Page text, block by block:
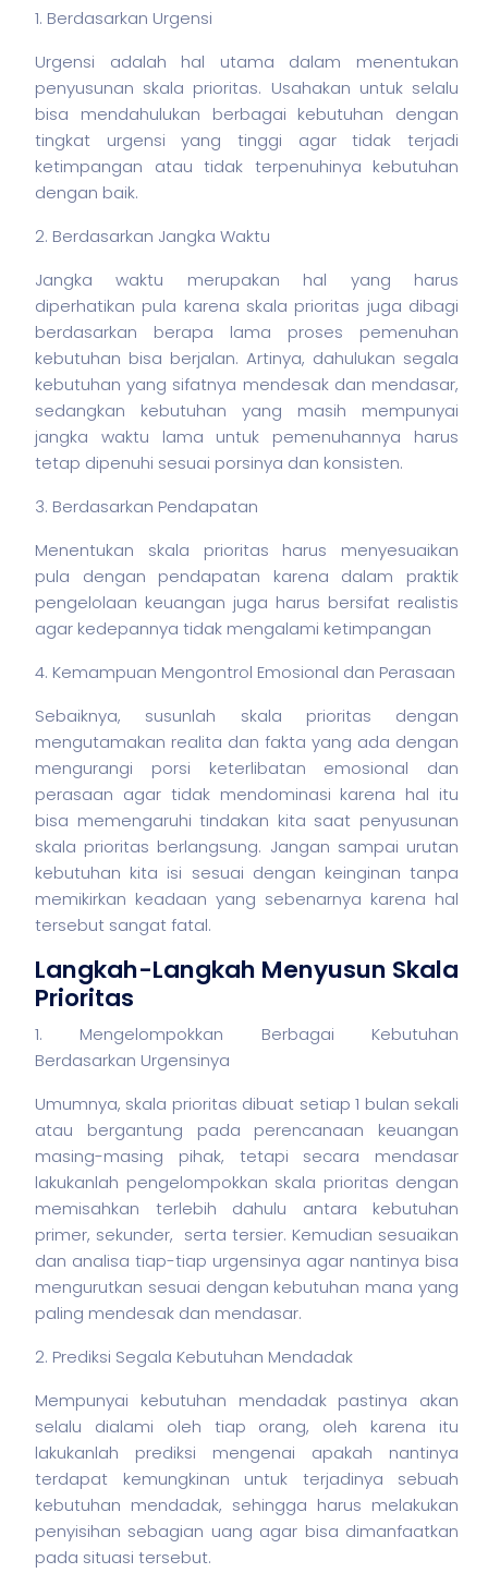
1. Berdasarkan Urgensi
Urgensi adalah hal utama dalam menentukan
penyusunan skala prioritas. Usahakan untuk selalu
bisa mendahulukan berbagai kebutuhan dengan
tingkat urgensi yang tinggi agar tidak terjadi
ketimpangan atau tidak terpenuhinya kebutuhan
dengan baik.
2. Berdasarkan Jangka Waktu
Jangka waktu merupakan hal yang harus
diperhatikan pula karena skala prioritas juga dibagi
berdasarkan berapa lama proses pemenuhan
kebutuhan bisa berjalan. Artinya, dahulukan segala
kebutuhan yang sifatnya mendesak dan mendasar,
sedangkan kebutuhan yang masih mempunyai
jangka waktu lama untuk pemenuhannya harus
tetap dipenuhi sesuai porsinya dan konsisten.
3. Berdasarkan Pendapatan
Menentukan skala prioritas harus menyesuaikan
pula dengan pendapatan karena dalam praktik
pengelolaan keuangan juga harus bersifat realistis
agar kedepannya tidak mengalami ketimpangan
4. Kemampuan Mengontrol Emosional dan Perasaan
Sebaiknya, susunlah skala prioritas dengan
mengutamakan realita dan fakta yang ada dengan
mengurangi porsi keterlibatan emosional dan
perasaan agar tidak mendominasi karena hal itu
bisa memengaruhi tindakan kita saat penyusunan
skala prioritas berlangsung. Jangan sampai urutan
kebutuhan kita isi sesuai dengan keinginan tanpa
memikirkan keadaan yang sebenarnya karena hal
tersebut sangat fatal.
Langkah-Langkah Menyusun Skala
Prioritas
1. Mengelompokkan Berbagai Kebutuhan
Berdasarkan Urgensinya
Umumnya, skala prioritas dibuat setiap 1 bulan sekali
atau bergantung pada perencanaan keuangan
masing-masing pihak, tetapi secara mendasar
lakukanlah pengelompokkan skala prioritas dengan
memisahkan terlebih dahulu antara kebutuhan
primer, sekunder, serta tersier. Kemudian sesuaikan
dan analisa tiap-tiap urgensinya agar nantinya bisa
mengurutkan sesuai dengan kebutuhan mana yang
paling mendesak dan mendasar.
2. Prediksi Segala Kebutuhan Mendadak
Mempunyai kebutuhan mendadak pastinya akan
selalu dialami oleh tiap orang, oleh karena itu
lakukanlah prediksi mengenai apakah nantinya
terdapat kemungkinan untuk terjadinya sebuah
kebutuhan mendadak, sehingga harus melakukan
penyisihan sebagian uang agar bisa dimanfaatkan
pada situasi tersebut.